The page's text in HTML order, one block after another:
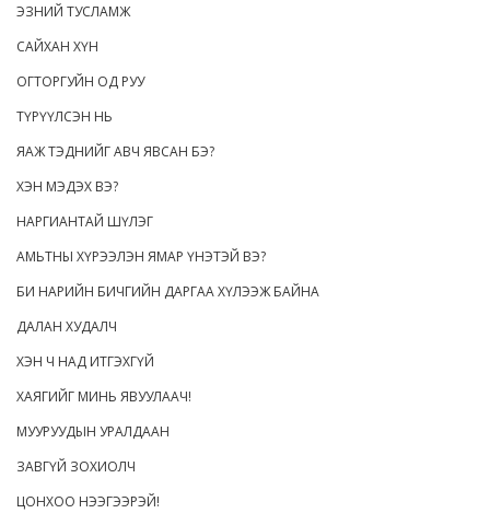
ЭЗНИЙ ТУСЛАМЖ
САЙХАН ХҮН
ОГТОРГУЙН ОД РУУ
ТҮРҮҮЛСЭН НЬ
ЯАЖ ТЭДНИЙГ АВЧ ЯВСАН БЭ?
ХЭН МЭДЭХ ВЭ?
НАРГИАНТАЙ ШҮЛЭГ
АМЬТНЫ ХҮРЭЭЛЭН ЯМАР ҮНЭТЭЙ ВЭ?
БИ НАРИЙН БИЧГИЙН ДАРГАА ХҮЛЭЭЖ БАЙНА
ДАЛАН ХУДАЛЧ
ХЭН Ч НАД ИТГЭХГҮЙ
ХАЯГИЙГ МИНЬ ЯВУУЛААЧ!
МУУРУУДЫН УРАЛДААН
ЗАВГҮЙ ЗОХИОЛЧ
ЦОНХОО НЭЭГЭЭРЭЙ!